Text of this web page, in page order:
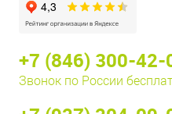
+7 (846) 300-42-
Звонок по России